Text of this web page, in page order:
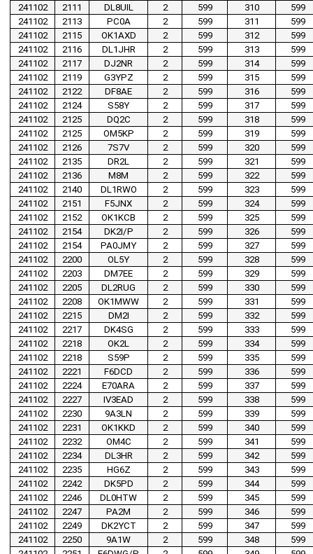
241102
2111 DL8UIL 2 599 310
599
241102
2113 PC0A 2 599 311
599
241102
2115 OK1AXD 2 599 312
599
241102
2116 DL1JHR 2 599 313
599
241102
2117 DJ2NR 2 599 314
599
241102
2119 G3YPZ 2 599 315
599
241102
2122 DF8AE 2 599 316
599
241102
2124 S58Y 2 599 317
599
241102
2125 DQ2C 2 599 318
599
241102
2125 OM5KP 2 599 319
599
241102
2126 7S7V 2 599 320
599
241102
2135 DR2L 2 599 321
599
241102
2136 M8M 2 599 322
599
241102
2140 DL1RWO 2 599 323
599
241102
2151 F5JNX 2 599 324
599
241102
2152 OK1KCB 2 599 325
599
241102
2154 DK2I/P 2 599 326
599
241102
2154 PA0JMY 2 599 327
599
241102
2200 OL5Y 2 599 328
599
241102
2203 DM7EE 2 599 329
599
241102
2205 DL2RUG 2 599 330
599
241102
2208 OK1MWW 2 599 331
599
241102
2215 DM2I 2 599 332
599
241102
2217 DK4SG 2 599 333
599
241102
2218 OK2L 2 599 334
599
241102
2218 S59P 2 599 335
599
241102
2221 F6DCD 2 599 336
599
241102
2224 E70ARA 2 599 337
599
241102
2227 IV3EAD 2 599 338
599
241102
2230 9A3LN 2 599 339
599
241102
2231 OK1KKD 2 599 340
599
241102
2232 OM4C 2 599 341
599
241102
2234 DL3HR 2 599 342
599
241102
2235 HG6Z 2 599 343
599
241102
2242 DK5PD 2 599 344
599
241102
2246 DL0HTW 2 599 345
599
241102
2247 PA2M 2 599 346
599
241102
2249 DK2YCT 2 599 347
599
241102
2250 9A1W 2 599 348
599